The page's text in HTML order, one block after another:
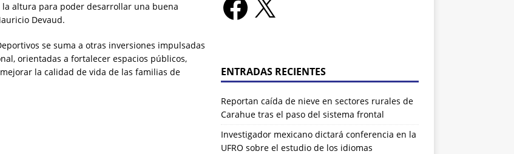
altura para poder desarrollar una buena
Devaud.
se suma a otras inversiones impulsadas
orientadas a fortalecer espacios públicos,
la calidad de vida de las familias de
ENTRADAS RECIENTES
Reportan caída de nieve en sectores rurales de
Carahue tras el paso del sistema frontal
Investigador mexicano dictará conferencia en la
UFRO sobre el estudio de los idiomas